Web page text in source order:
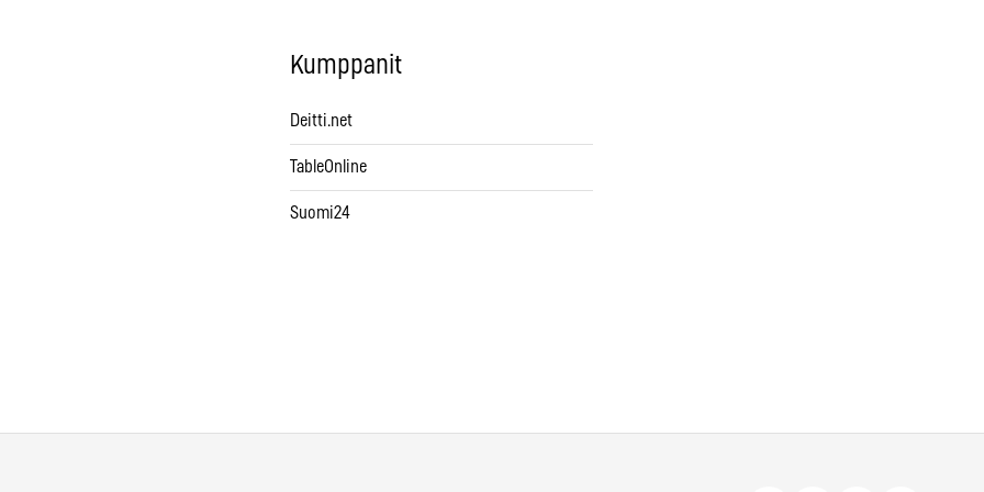
Kumppanit
Deitti.net
TableOnline
Suomi24